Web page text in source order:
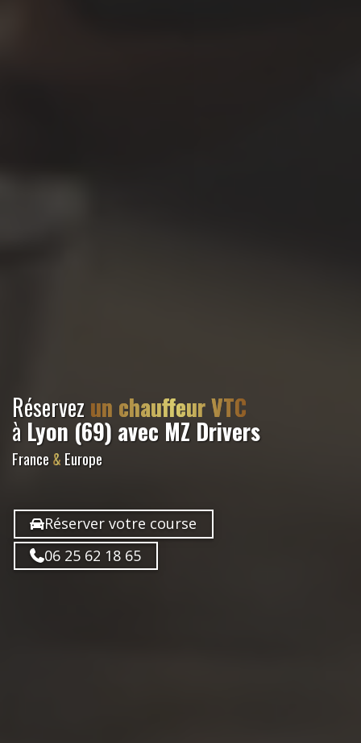
Réservezun chauffeur VTC
à Lyon (69) avec MZ Drivers
France& Europe
Réserver votre course
06 25 62 18 65